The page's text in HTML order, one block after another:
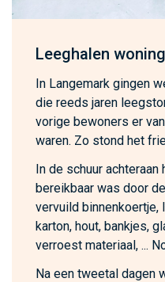
Leeghalen
In Langemark gingen
die reeds jaren
vorige bewoners er
waren. Zo stond het
In de schuur
bereikbaar was door
vervuild binnenkoertje,
karton, hout, bankjes,
verroest materiaal, ...
Na een tweetal dagen